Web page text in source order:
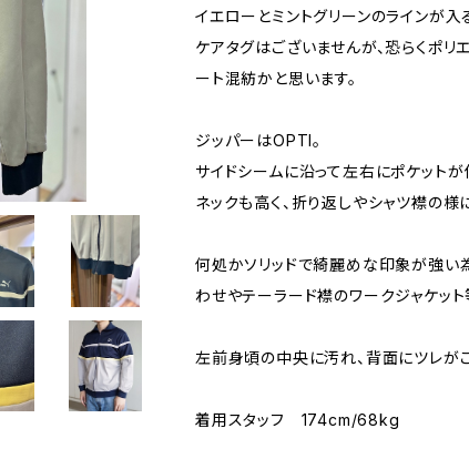
イエローとミントグリーンのラインが入
ケアタグはございませんが、恐らくポ
ート混紡かと思います。
ジッパーはOPTI。
サイドシームに沿って左右にポケットが
ネックも高く、折り返しやシャツ襟の様
何処かソリッドで綺麗めな印象が強い
わせやテーラード襟のワークジャケッ
左前身頃の中央に汚れ、背面にツレがご
着用スタッフ 174cm/68kg